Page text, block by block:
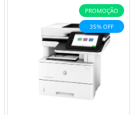
PROMOÇÃO
35% OFF